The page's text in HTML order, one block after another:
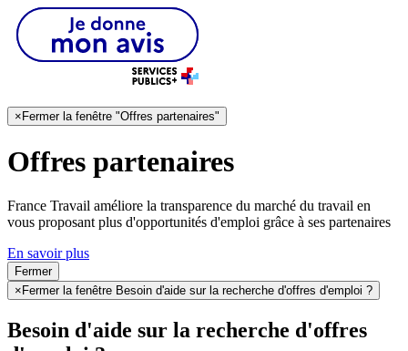
×Fermer la fenêtre "Offres partenaires"
Offres partenaires
France Travail améliore la transparence du marché du travail en
vous proposant plus d'opportunités d'emploi grâce à ses partenaires
En savoir plus
Fermer
× Fermer la fenêtre Besoin d'aide sur la recherche d'offres d'emploi ?
Besoin d'aide sur la recherche d'offres